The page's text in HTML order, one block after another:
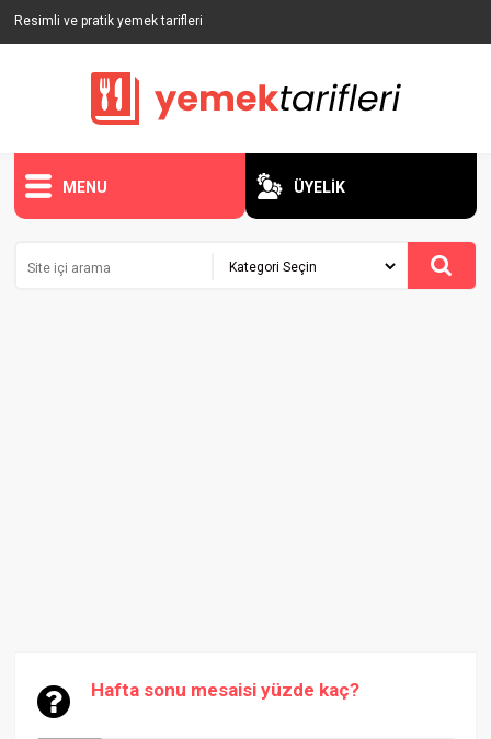
Resimli ve pratik yemek tarifleri
MENU ÜYELİK
Hafta sonu mesaisi yüzde kaç?